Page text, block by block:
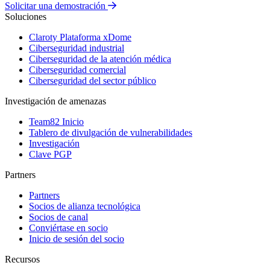
Solicitar una demostración
Soluciones
Claroty Plataforma xDome
Ciberseguridad industrial
Ciberseguridad de la atención médica
Ciberseguridad comercial
Ciberseguridad del sector público
Investigación de amenazas
Team82 Inicio
Tablero de divulgación de vulnerabilidades
Investigación
Clave PGP
Partners
Partners
Socios de alianza tecnológica
Socios de canal
Conviértase en socio
Inicio de sesión del socio
Recursos